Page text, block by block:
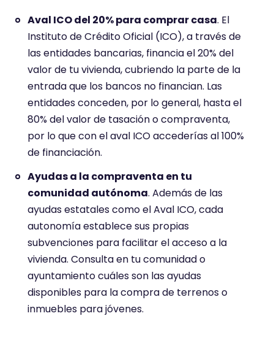
Aval ICO del 20% para comprar casa. El
Instituto de Crédito Oficial (ICO), a través de
las entidades bancarias, financia el 20% del
valor de tu vivienda, cubriendo la parte de la
entrada que los bancos no financian. Las
entidades conceden, por lo general, hasta el
80% del valor de tasación o compraventa,
por lo que con el aval ICO accederías al 100%
de financiación.
Ayudas a la compraventa en tu
comunidad autónoma. Además de las
ayudas estatales como el Aval ICO, cada
autonomía establece sus propias
subvenciones para facilitar el acceso a la
vivienda. Consulta en tu comunidad o
ayuntamiento cuáles son las ayudas
disponibles para la compra de terrenos o
inmuebles para jóvenes.